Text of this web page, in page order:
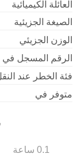
العائلة الكيميائية
الصيغة الجزيئية
الوزن الجزيئي
الرقم المسجل في
فئة الخطر عند
متوفر في
0.1 ساعة